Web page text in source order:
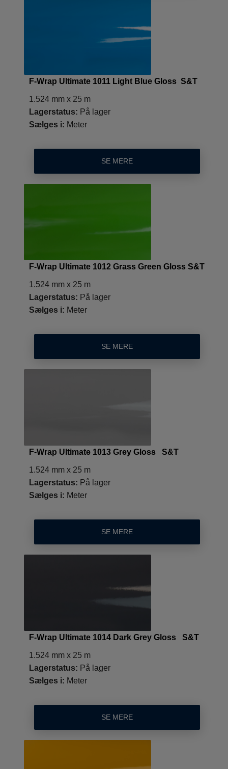
F-Wrap Ultimate 1011 Light Blue Gloss S&T
1.524 mm x 25 m
Lagerstatus: På lager
Sælges i: Meter
SE MERE
F-Wrap Ultimate 1012 Grass Green Gloss S&T
1.524 mm x 25 m
Lagerstatus: På lager
Sælges i: Meter
SE MERE
F-Wrap Ultimate 1013 Grey Gloss S&T
1.524 mm x 25 m
Lagerstatus: På lager
Sælges i: Meter
SE MERE
F-Wrap Ultimate 1014 Dark Grey Gloss S&T
1.524 mm x 25 m
Lagerstatus: På lager
Sælges i: Meter
SE MERE